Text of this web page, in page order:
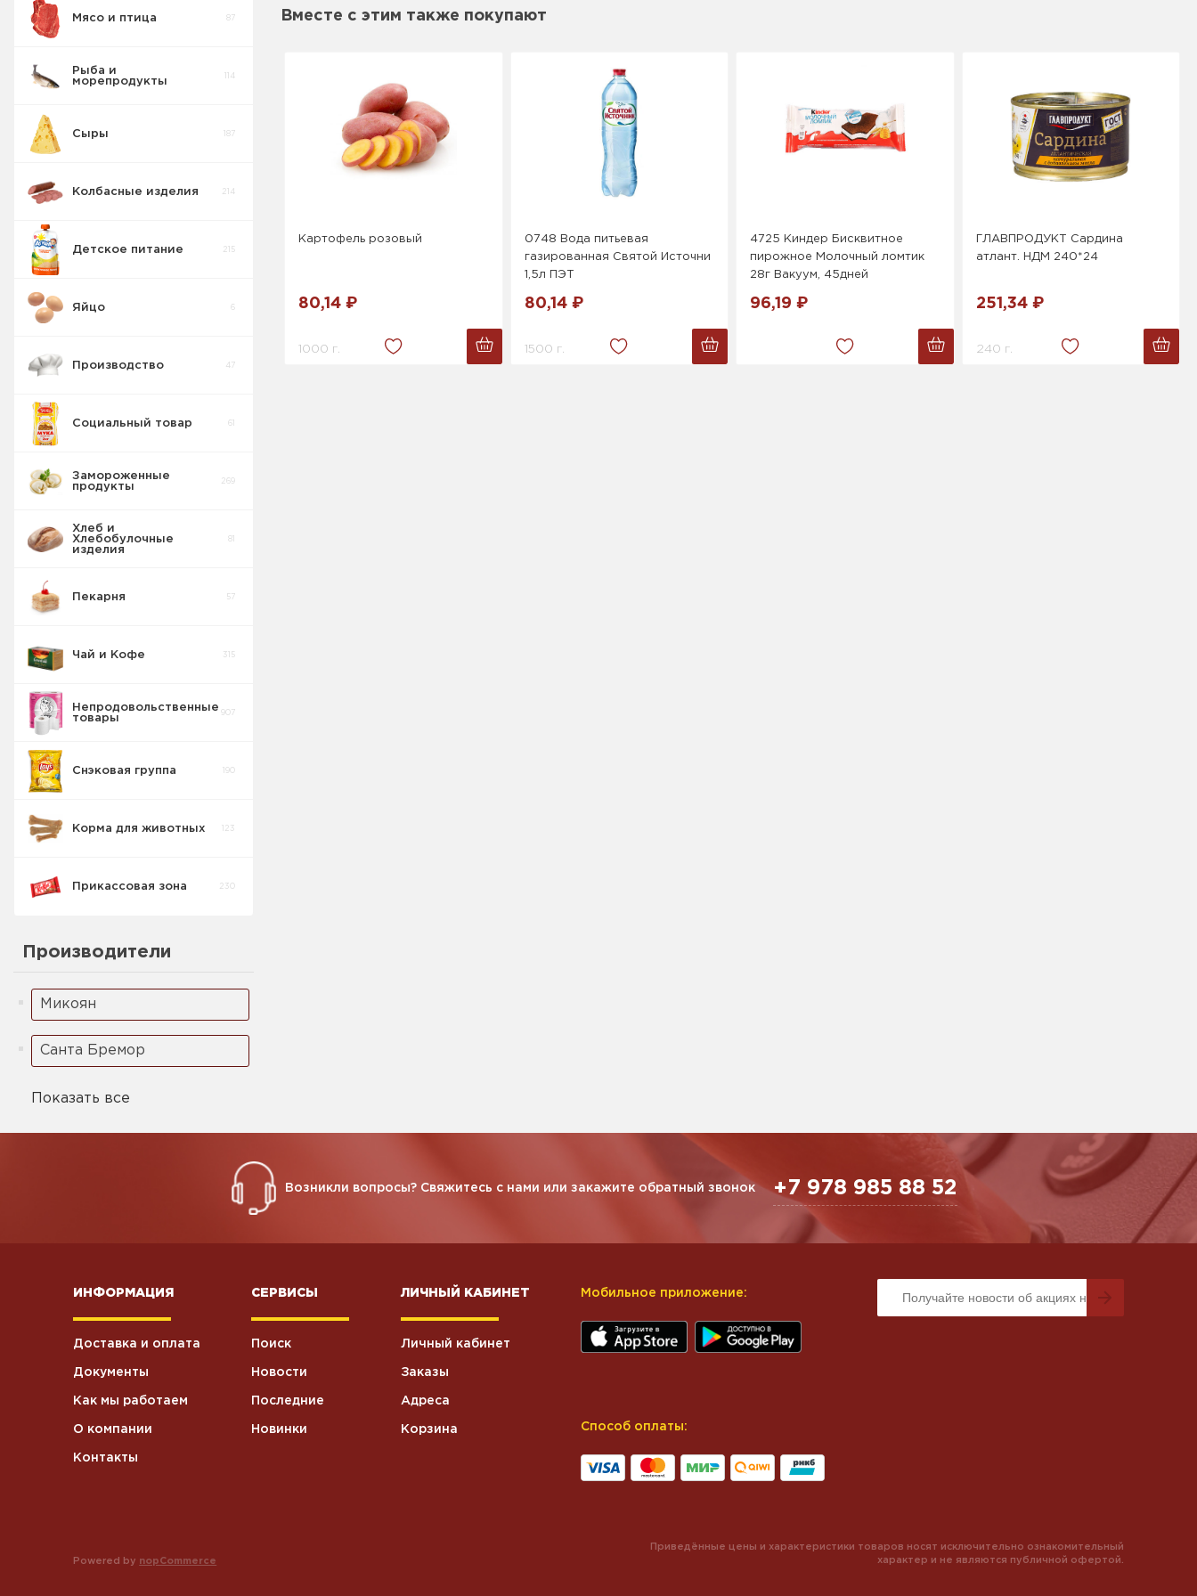
Вода , Сладкие
Мясо и птица 87
Рыба и
морепродукты
114
Сыры 187
Колбасные изделия 214
Детское питание 215
Яйцо 6
Производство 47
Социальный товар 61
Замороженные
продукты
269
Хлеб и
Хлебобулочные
изделия
81
Пекарня 57
Чай и Кофе 315
Непродовольственные
товары
907
Снэковая группа 190
Корма для животных 123
Прикассовая зона 230
Производители
Микоян
Санта Бремор
Показать все
Вместе с этим также покупают
Картофель розовый
80,14 ₽
1000 г.
0748 Вода питьевая
газированная Святой Источни
1,5л ПЭТ
80,14 ₽
1500 г.
4725 Киндер Бисквитное
пирожное Молочный ломтик
28г Вакуум, 45дней
96,19 ₽
ГЛАВПРОДУКТ Сардина
атлант. НДМ 240*24
251,34 ₽
240 г.
Возникли вопросы? Свяжитесь с нами или закажите обратный звонок +7 978 985 88 52
ИНФОРМАЦИЯ
Доставка и оплата
Документы
Как мы работаем
О компании
Контакты
СЕРВИСЫ
Поиск
Новости
Последние
Новинки
ЛИЧНЫЙ КАБИНЕТ
Личный кабинет
Заказы
Адреса
Корзина
Мобильное приложение:
Способ оплаты:
Powered by nopCommerce
Приведённые цены и характеристики товаров носят исключительно ознакомительный
характер и не являются публичной офертой.